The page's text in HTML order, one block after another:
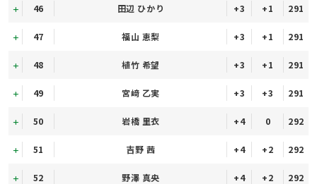
46 田辺 ひかり +3 +1 291
47 福山 恵梨 +3 +1 291
48 植竹 希望 +3 +1 291
49 宮﨑 乙実 +3 +3 291
50 岩橋 里衣 +4 0 292
51 吉野 茜 +4 +2 292
52 野澤 真央 +4 +2 292